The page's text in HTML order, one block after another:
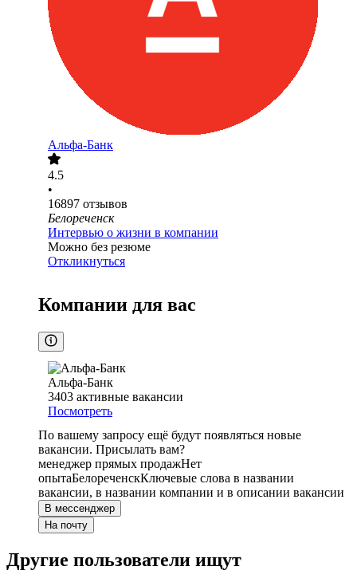
Альфа-Банк
4.5
•
16897 отзывов
Белореченск
Интервью о жизни в компании
Можно без резюме
Откликнуться
Компании для вас
Альфа-Банк
3403 активные вакансии
Посмотреть
По вашему запросу ещё будут появляться новые
вакансии. Присылать вам?
менеджер прямых продажНет
опытаБелореченскКлючевые слова в названии
вакансии, в названии компании и в описании вакансии
В мессенджер
На почту
Другие пользователи ищут